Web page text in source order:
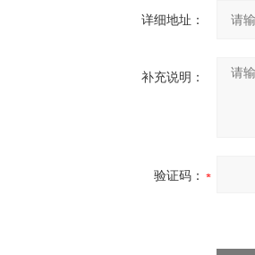
详细地址：
补充说明：
验证码：